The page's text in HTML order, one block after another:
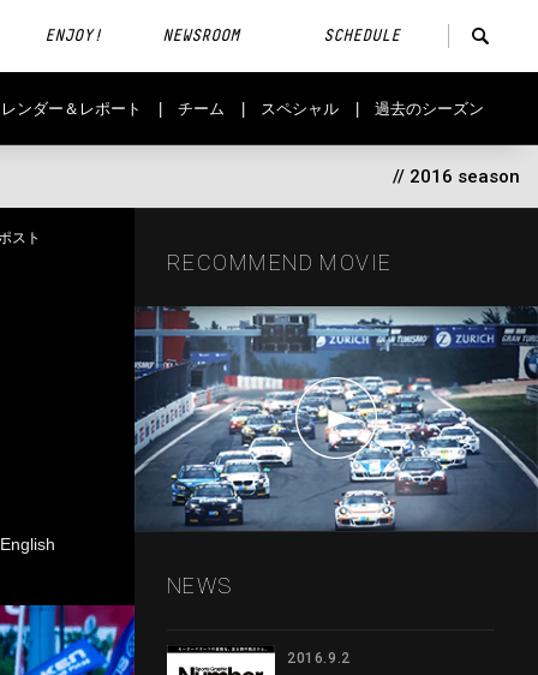
ENJOY! NEWSROOM SCHEDULE
ンダー＆レポート チーム スペシャル 過去のシーズン
// 2016 season
RECOMMEND MOVIE
NEWS
2016.9.2